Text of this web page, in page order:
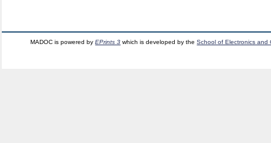
MADOC is powered byEPrints 3 which is developed by theSchool of Electronics and